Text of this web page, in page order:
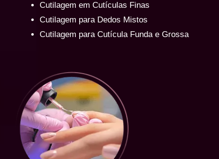
Cutilagem em Cutículas Finas
Cutilagem para Dedos Mistos
Cutilagem para Cutícula Funda e Grossa